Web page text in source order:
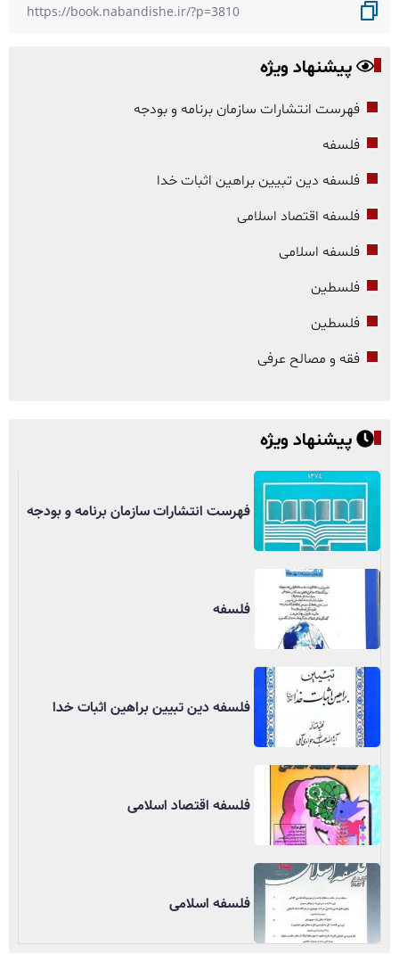
پیشنهاد ویژه
فهرست انتشارات سازمان برنامه و بودجه
فلسفه
فلسفه دین تبیین براهین اثبات خدا
فلسفه اقتصاد اسلامی
فلسفه اسلامی
فلسطین
فلسطین
فقه و مصالح عرفی
پیشنهاد ویژه
فهرست انتشارات سازمان برنامه و بودجه
فلسفه
فلسفه دین تبیین براهین اثبات خدا
فلسفه اقتصاد اسلامی
فلسفه اسلامی